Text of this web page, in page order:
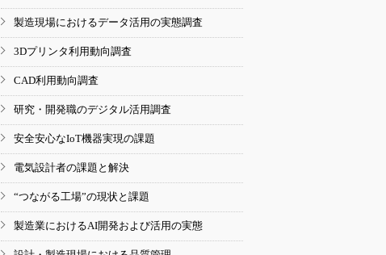
製造現場におけるデータ活用の実態調査
3Dプリンタ利用動向調査
CAD利用動向調査
研究・開発職のデジタル活用調査
安全安心なIoT機器実現の課題
電気設計者の課題と解決
“つながる工場”の現状と課題
製造業におけるAI開発および活用の実態